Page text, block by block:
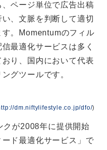
ページ単位で広告出稿
、文脈を判断して適切
。Momentumのフィル
最適化サービスは多く
り、国内において代表
グツールです。
dm.niftylifestyle.co.jp/dfo/)
クが2008年に提供開始
ド最適化サービス」で